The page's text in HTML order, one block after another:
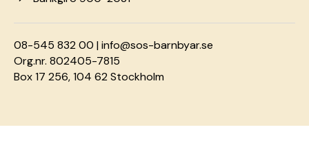
08-545 832 00 |info@sos-barnbyar.se
Org.nr. 802405-7815
Box 17 256, 104 62 Stockholm